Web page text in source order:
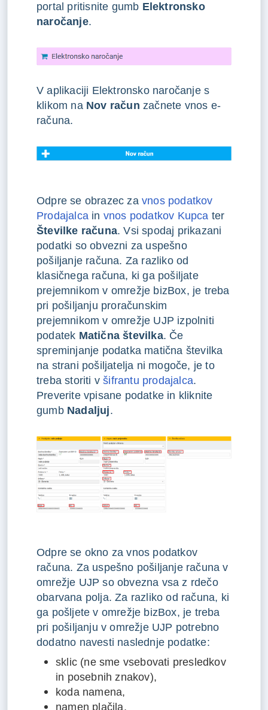
portal pritisnite gumb Elektronsko
naročanje.
V aplikaciji Elektronsko naročanje s
klikom na Nov račun začnete vnos e-
računa.
Odpre se obrazec za vnos podatkov
Prodajalca in vnos podatkov Kupca ter
Številke računa. Vsi spodaj prikazani
podatki so obvezni za uspešno
pošiljanje računa. Za razliko od
klasičnega računa, ki ga pošiljate
prejemnikom v omrežje bizBox, je treba
pri pošiljanju proračunskim
prejemnikom v omrežje UJP izpolniti
podatek Matična številka. Če
spreminjanje podatka matična številka
na strani pošiljatelja ni mogoče, je to
treba storiti všifrantu prodajalca.
Preverite vpisane podatke in kliknite
gumb Nadaljuj.
Odpre se okno za vnos podatkov
računa. Za uspešno pošiljanje računa v
omrežje UJP so obvezna vsa z rdečo
obarvana polja. Za razliko od računa, ki
ga pošljete v omrežje bizBox, je treba
pri pošiljanju v omrežje UJP potrebno
dodatno navesti naslednje podatke:
sklic (ne sme vsebovati presledkov
in posebnih znakov),
koda namena,
namen plačila,